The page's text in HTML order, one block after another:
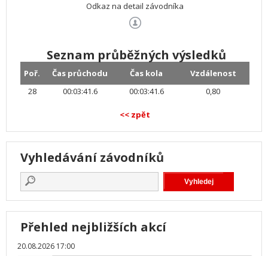
Odkaz na detail závodníka
Seznam průběžných výsledků
Poř. Čas průchodu Čas kola
Vzdálenost
28
00:03:41.6 00:03:41.6 0,80
<< zpět
Vyhledávání závodníků
Přehled nejbližších akcí
20.08.2026 17:00